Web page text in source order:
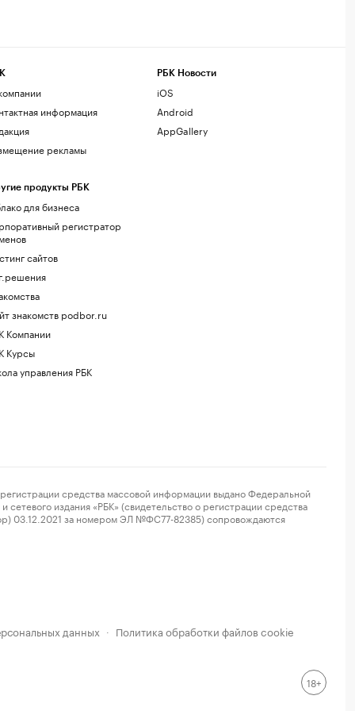
информация
рекламы
продукты РБК
для бизнеса
регистратор
сайтов
знакомств podbor.ru
Компании
Курсы
управления РБК
РБК Новости
iOS
Android
AppGallery
средства массовой информации выдано Федеральной
издания «РБК» (свидетельство о регистрации средства
03.12.2021 за номером ЭЛ №ФС77-82385) сопровождаются
данных · Политика обработки файлов cookie
18+